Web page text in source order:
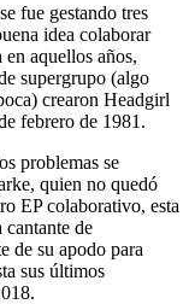
fue gestando tres
idea colaborar
aquellos años,
supergrupo (algo
crearon Headgirl
febrero de 1981.
problemas se
quien no quedó
EP colaborativo, esta
de
de su apodo para
sus últimos